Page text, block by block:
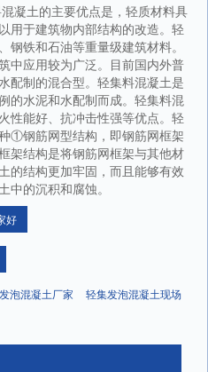
凝土的主要优点是，轻质材料具
用于建筑物内部结构的改造。轻
铁和石油等重量级建筑材料。
中应用较为广泛。目前国内外普
配制的混合型。轻集料混凝土是
的水泥和水配制而成。轻集料混
性能好、抗冲击性强等优点。轻
①钢筋网型结构，即钢筋网框架
架结构是将钢筋网框架与其他材
的结构更加牢固，而且能够有效
的沉积和腐蚀。
好
发泡混凝土厂家
轻集发泡混凝土现场